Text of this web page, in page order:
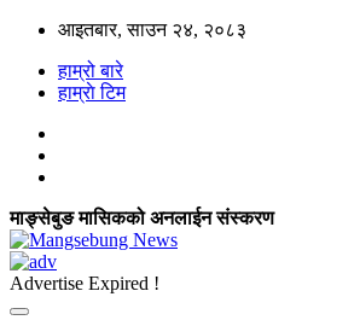
आइतबार, साउन २४, २०८३
हाम्रो बारे
हाम्राे टिम
माङ्सेबुङ मासिकको अनलाईन संस्करण
Advertise Expired !